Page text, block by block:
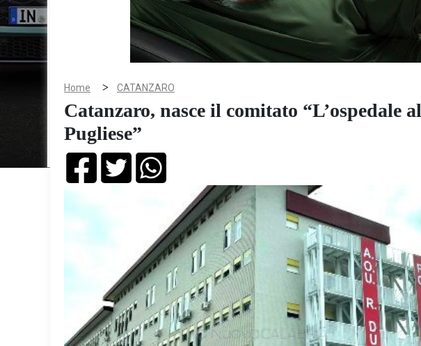
Home > CATANZARO
Catanzaro, nasce il comitato “L’ospedale al
Pugliese”